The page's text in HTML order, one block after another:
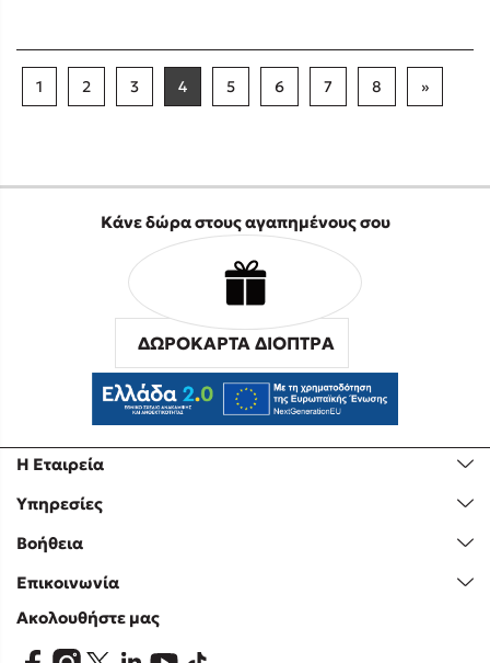
1 2 3 4 5 6 7 8 »
Η Εταιρεία
Υπηρεσίες
Βοήθεια
Επικοινωνία
Κάνε δώρα στους αγαπημένους σου
ΔΩΡΟΚΑΡΤΑ ΔΙΟΠΤΡΑ
Ακολουθήστε μας